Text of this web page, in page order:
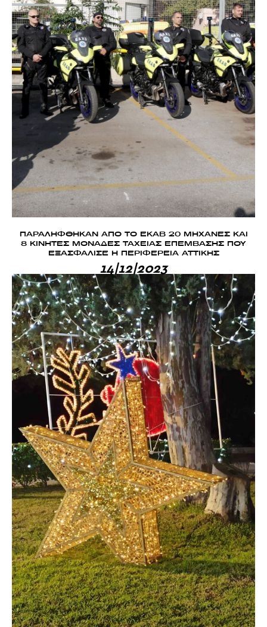
ΠΑΡΑΛΗΦΘΗΚΑΝ ΑΠΟ ΤΟ ΕΚΑΒ 20 ΜΗΧΑΝΕΣ ΚΑΙ
8 ΚΙΝΗΤΕΣ ΜΟΝΑΔΕΣ ΤΑΧΕΙΑΣ ΕΠΕΜΒΑΣΗΣ ΠΟΥ
ΕΞΑΣΦΑΛΙΣΕ Η ΠΕΡΙΦΕΡΕΙΑ ΑΤΤΙΚΗΣ
14|12|2023